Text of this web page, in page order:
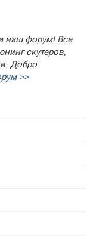
наш форум! Все
скутеров,
Добро
>>